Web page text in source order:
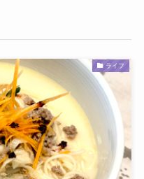
ライフ